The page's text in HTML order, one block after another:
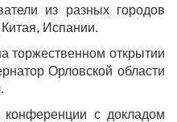
из разных городов
Испании.
торжественном открытии
Орловской области
с докладом